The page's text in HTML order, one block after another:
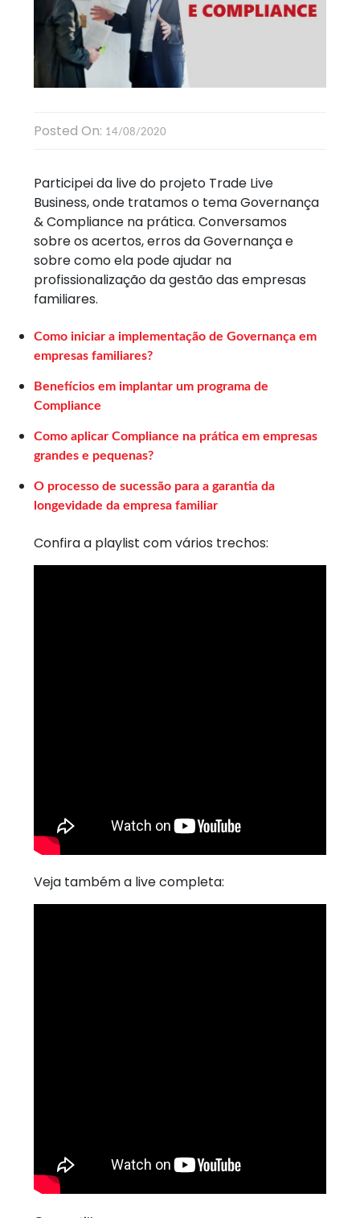
Posted On: 14/08/2020
Participei da live do projeto Trade Live
Business, onde tratamos o tema Governança
& Compliance na prática. Conversamos
sobre os acertos, erros da Governança e
sobre como ela pode ajudar na
profissionalização da gestão das empresas
familiares.
Como iniciar a implementação de Governança em
empresas familiares?
Benefícios em implantar um programa de
Compliance
Como aplicar Compliance na prática em empresas
grandes e pequenas?
O processo de sucessão para a garantia da
longevidade da empresa familiar
Confira a playlist com vários trechos:
Veja também a live completa: